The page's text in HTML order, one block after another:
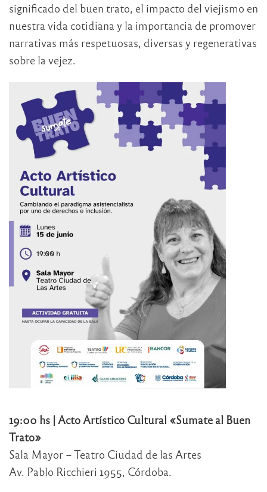
significado del buen trato, el impacto del viejismo en
nuestra vida cotidiana y la importancia de promover
narrativas más respetuosas, diversas y regenerativas
sobre la vejez.
19:00 hs | Acto Artístico Cultural «Sumate al Buen
Trato»
Sala Mayor – Teatro Ciudad de las Artes
Av. Pablo Ricchieri 1955, Córdoba.